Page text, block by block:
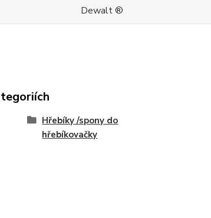
Dewalt ®
Hřebíky /spony do
hřebíkovačky